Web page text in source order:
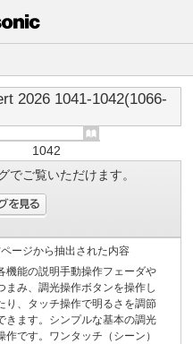
2026 1041-1042(1066-
1042
でご覧いただけます。
ージから抽出された内容
機能の説明手動操作フェーダや
まみ、調光操作ボタンを操作し
り、タッチ操作で明るさを調節
きます。シンプルな基本の調光
作です。ワンタッチ（シーン）